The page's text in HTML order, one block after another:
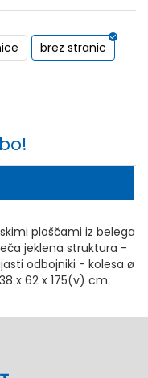
brez stranic
ploščami iz belega
jeklena struktura -
odbojniki - kolesa ø
x 62 x 175(v) cm.